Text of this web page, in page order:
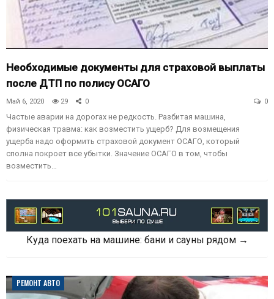
Необходимые документы для страховой выплаты
после ДТП по полису ОСАГО
Май 6, 2020 29 0 0
Частые аварии на дорогах не редкость. Разбитая машина,
физическая травма: как возместить ущерб? Для возмещения
ущерба надо оформить страховой документ ОСАГО, который
сполна покроет все убытки. Значение ОСАГО в том, чтобы
возместить…
Куда поехать на машине: бани и сауны рядом →
РЕМОНТ АВТО